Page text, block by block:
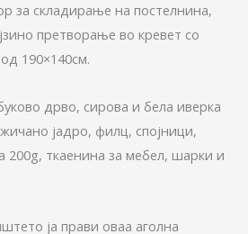
за складирање на постелнина,
претворање во кревет со
190×140см.
дрво, сирова и бела иверка
јадро, филц, спојници,
200g, ткаенина за мебел, шарки и
ја прави оваа аголна